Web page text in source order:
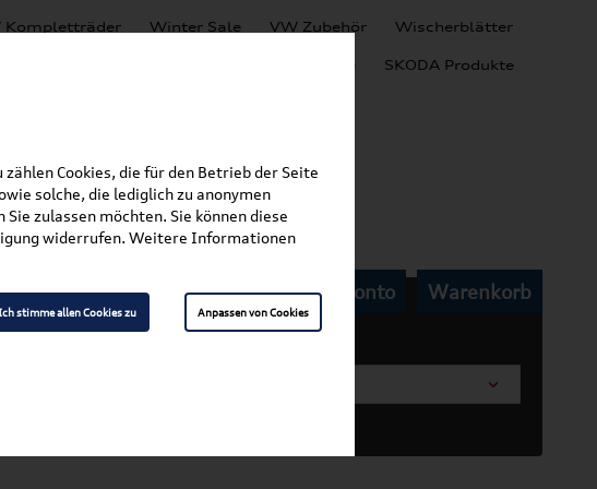
Kompletträder Winter Sale VW Zubehör Wischerblätter
SEAT Produkte SKODA Produkte
» Sommer Accessoires
Mein Kundenkonto Warenkorb
Cookies, die für den Betrieb der Seite
solche, die lediglich zu anonymen
zulassen möchten. Sie können diese
widerrufen. Weitere Informationen
stimme allen Cookies zu Anpassen von Cookies